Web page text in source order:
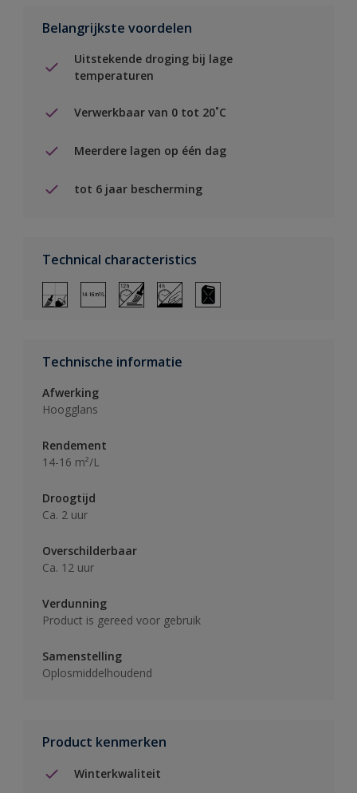
Belangrijkste voordelen
Uitstekende droging bij lage
temperaturen
Verwerkbaar van 0 tot 20˚C
Meerdere lagen op één dag
tot 6 jaar bescherming
Technical characteristics
Technische informatie
Afwerking
Hoogglans
Rendement
14-16 m²/L
Droogtijd
Ca. 2 uur
Overschilderbaar
Ca. 12 uur
Verdunning
Product is gereed voor gebruik
Samenstelling
Oplosmiddelhoudend
Product kenmerken
Winterkwaliteit